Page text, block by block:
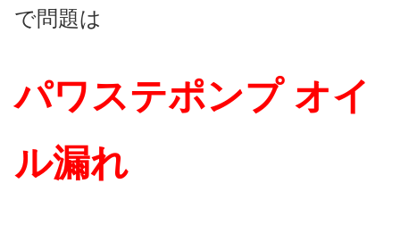
で問題は
パワステポンプ オイ
ル漏れ